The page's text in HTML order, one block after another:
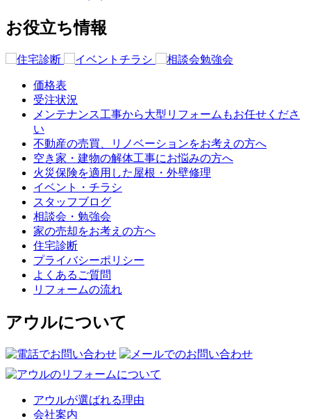
お役立ち情報
価格表
受注状況
メンテナンス工事から大型リフォームもお任せくださ
い
不動産の売買、リノベーションをお考えの方へ
空き家・建物の解体工事にお悩みの方へ
火災保険を適用した屋根・外壁修理
イベント・チラシ
スタッフブログ
相談会・勉強会
家の売却をお考えの方へ
住宅診断
プライバシーポリシー
よくあるご質問
リフォームの流れ
アウルについて
アウルが選ばれる理由
会社案内